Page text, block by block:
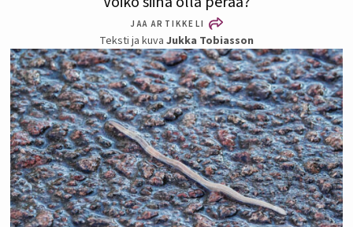
JAA ARTIKKELI
Teksti ja kuva Jukka Tobiasson